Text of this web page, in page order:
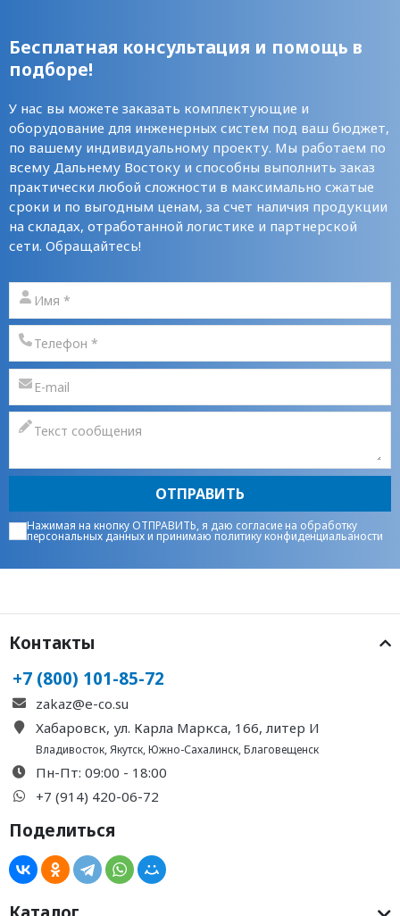
Бесплатная консультация и помощь в
подборе!
У нас вы можете заказать комплектующие и
оборудование для инженерных систем под ваш бюджет,
по вашему индивидуальному проекту. Мы работаем по
всему Дальнему Востоку и способны выполнить заказ
практически любой сложности в максимально сжатые
сроки и по выгодным ценам, за счет наличия продукции
на складах, отработанной логистике и партнерской
сети. Обращайтесь!
ОТПРАВИТЬ
Нажимая на кнопку ОТПРАВИТЬ, я даю согласие на обработку
персональных данныхи принимаюполитику конфиденциальаности
Контакты
+7 (800) 101-85-72
zakaz@e-co.su
Хабаровск, ул. Карла Маркса, 166, литер И
Владивосток,Якутск,Южно-Сахалинск,Благовещенск
Пн-Пт: 09:00 - 18:00
+7 (914) 420-06-72
Поделиться